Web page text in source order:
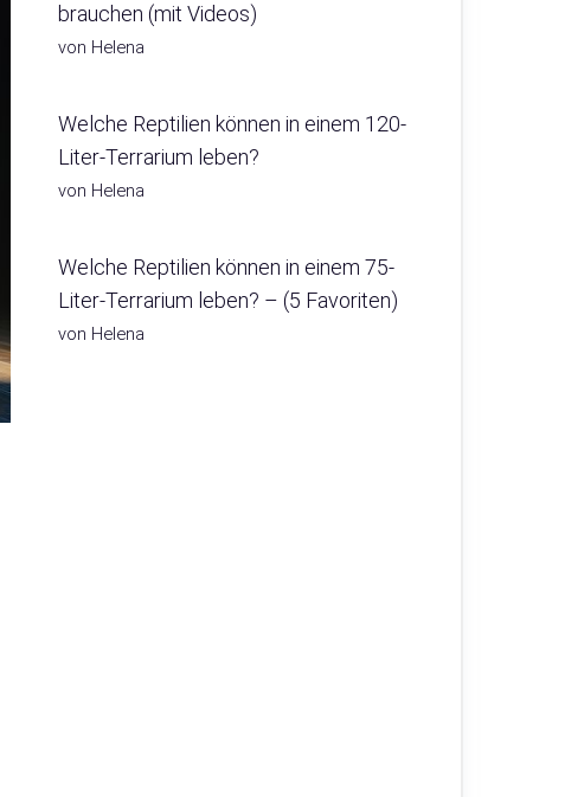
brauchen (mit Videos)
von Helena
Welche Reptilien können in einem 120-
Liter-Terrarium leben?
von Helena
Welche Reptilien können in einem 75-
Liter-Terrarium leben? – (5 Favoriten)
von Helena